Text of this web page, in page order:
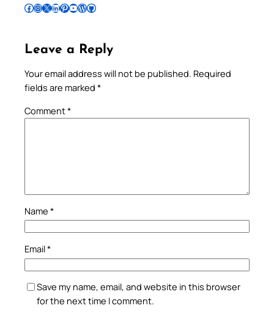
Follow Pradeep on Facebook Follow Pradeep on InstagramFollow Pradeep on X Follow Pradeep on LinkedIn Follow Pradeep on Pinterest Subscribe to Pradeep’s Youtube Channel Follow Pradeep on WordPress Follow Pradeep on GitHub
Leave a Reply
Your email address will not be published. Required
fields are marked *
Comment*
Name *
Email*
Save my name, email, and website in this browser
for the next time I comment.